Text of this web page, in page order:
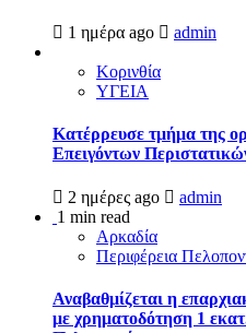
1 ημέρα ago admin
Κορινθία
ΥΓΕΙΑ
Kατέρρευσε τμήμα της
Επειγόντων
2 ημέρες ago
admin
1 min read
Αρκαδία
Περιφέρεια
Αναβαθμίζεται η
με χρηματοδότηση 1